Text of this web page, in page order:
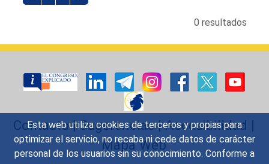
Esta web utiliza cookies de terceros y propias para
optimizar el servicio, no recaba ni cede datos de carácter
personal de los usuarios sin su conocimiento. Conforme a
0 resultados
Contacto|Sugerencias|Accesibilidad |
Mapa Web